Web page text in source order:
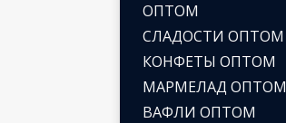
ОПТОМ
СЛАДОСТИ ОПТОМ
КОНФЕТЫ ОПТОМ
МАРМЕЛАД ОПТОМ
ВАФЛИ ОПТОМ